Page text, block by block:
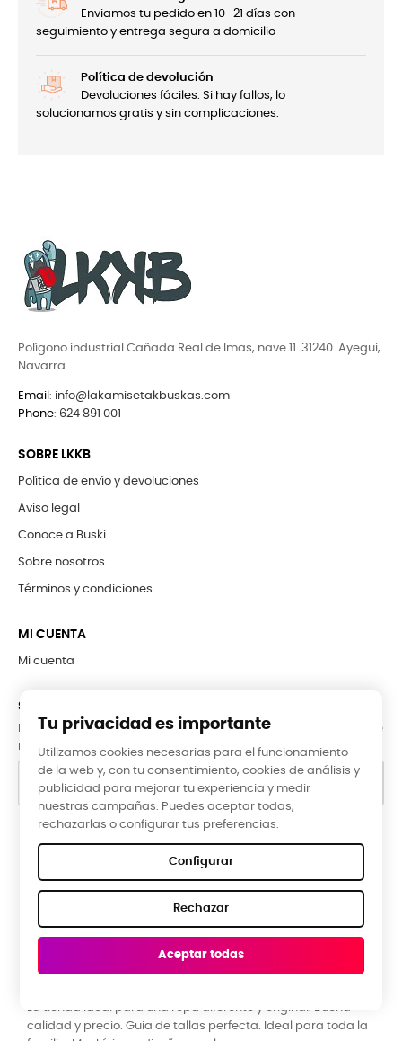
Enviamos tu pedido en 10–21 días con
seguimiento y entrega segura a domicilio
Política de devolución
Devoluciones fáciles. Si hay fallos, lo
solucionamos gratis y sin complicaciones.
Polígono industrial Cañada Real de Imas, nave 11. 31240. Ayegui,
Navarra
Email : info@lakamisetakbuskas.com
Phone: 624 891 001
SOBRE LKKB
Política de envío y devoluciones
Aviso legal
Conoce a Buski
Sobre nosotros
Términos y condiciones
MI CUENTA
Mi cuenta
SUBCRÍBETE A LA NEWSLETTER
Puede darse de baja en cualquier momento. Para ello, consulte
nuestra información de contacto en el aviso legal.
Google Reviews
★★★★★
Raquel Campos, hace 3 meses
La tienda ideal para una ropa diferente y original. Buena
calidad y precio. Guia de tallas perfecta. Ideal para toda la
Tu privacidad es importante
Utilizamos cookies necesarias para el funcionamiento
de la web y, con tu consentimiento, cookies de análisis y
publicidad para mejorar tu experiencia y medir
nuestras campañas. Puedes aceptar todas,
rechazarlas o configurar tus preferencias.
Configurar
Rechazar
Aceptar todas